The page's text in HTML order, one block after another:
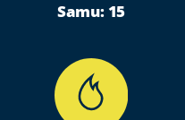
Samu: 15